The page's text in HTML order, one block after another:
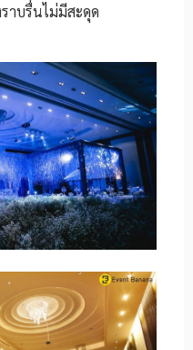
าบรื่นไม่มีสะดุด